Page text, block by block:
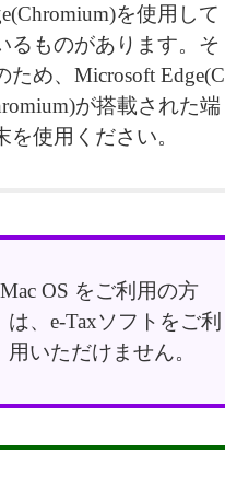
を使用して
るものがあります。そ
ため、Microsoft Edge(C
が搭載された端
を使用ください。
Mac OS をご利用の方
は、e-Taxソフトをご利
用いただけません。